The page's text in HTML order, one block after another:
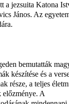
a jezsuita Katona
János. Az
bemutatták
készítése és a
része, a teljes
előzménye. A